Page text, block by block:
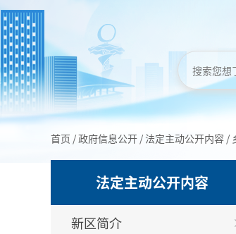
首页 /政府信息公开 / 法定主动公开内容 /
法定主动公开内容
新区简介